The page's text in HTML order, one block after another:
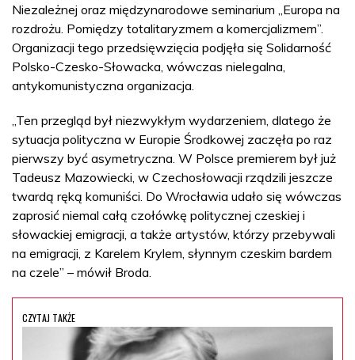
Niezależnej oraz międzynarodowe seminarium „Europa na
rozdrożu. Pomiędzy totalitaryzmem a komercjalizmem”.
Organizacji tego przedsięwzięcia podjęła się Solidarność
Polsko-Czesko-Słowacka, wówczas nielegalna,
antykomunistyczna organizacja.
„Ten przegląd był niezwykłym wydarzeniem, dlatego że
sytuacja polityczna w Europie Środkowej zaczęła po raz
pierwszy być asymetryczna. W Polsce premierem był już
Tadeusz Mazowiecki, w Czechosłowacji rządzili jeszcze
twardą ręką komuniści. Do Wrocławia udało się wówczas
zaprosić niemal całą czołówkę politycznej czeskiej i
słowackiej emigracji, a także artystów, którzy przebywali
na emigracji, z Karelem Krylem, słynnym czeskim bardem
na czele” – mówił Broda.
CZYTAJ TAKŻE